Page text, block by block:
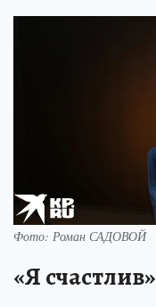
Фото: Роман САДОВОЙ
«Я счастлив»